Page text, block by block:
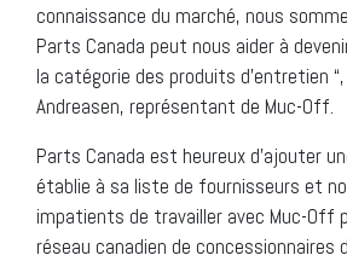
connaissance du marché, nous
Parts Canada peut nous aider à
la catégorie des produits d’entretien
Andreasen, représentant de Muc-Off.
Parts Canada est heureux d’ajouter
établie à sa liste de fournisseurs et
impatients de travailler avec Muc-Off
réseau canadien de